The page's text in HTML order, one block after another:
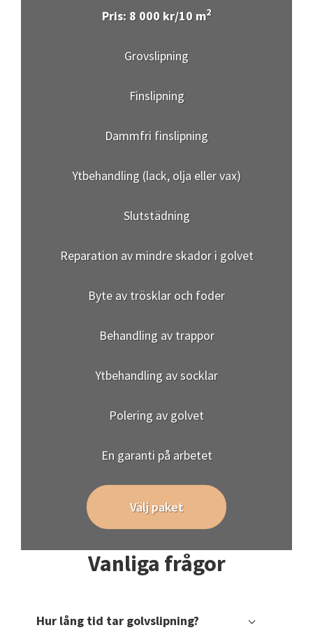
Pris: 8 000 kr/10 m2
Grovslipning
Finslipning
Dammfri finslipning
Ytbehandling (lack, olja eller vax)
Slutstädning
Reparation av mindre skador i golvet
Byte av trösklar och foder
Behandling av trappor
Ytbehandling av socklar
Polering av golvet
En garanti på arbetet
Välj paket
Vanliga frågor
Hur lång tid tar golvslipning?